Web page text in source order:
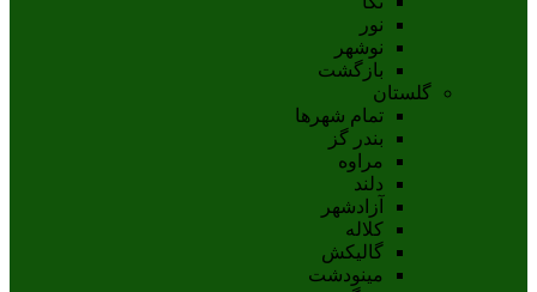
نور
نوشهر
بازگشت
گلستان
تمام شهر‌ها
بندر گز
مراوه
دلند
آزادشهر
کلاله
گالیکش
مینودشت